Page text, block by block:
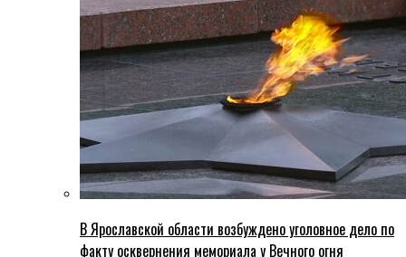
В Ярославской области возбуждено уголовное дело по
факту осквернения мемориала у Вечного огня